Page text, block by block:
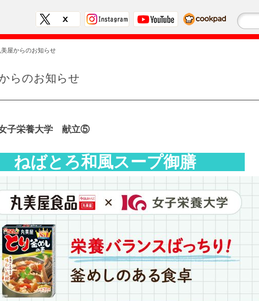
屋からのお知らせ
らのお知らせ
子栄養大学 献立⑤
とろ和風スープ御膳